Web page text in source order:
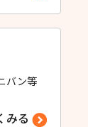
バン等
みる